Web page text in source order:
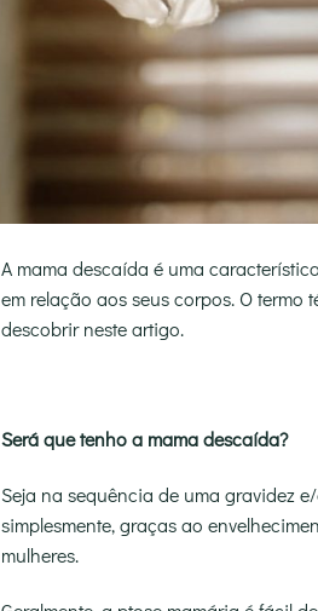
A mama descaída é uma
em relação aos seus corpos. O
descobrir neste artigo.
Será que tenho a mama descaída?
Seja na sequência de uma gravidez
simplesmente, graças ao
mulheres.